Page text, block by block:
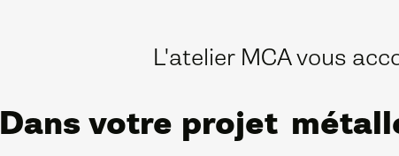
Dans votre projet
L'atelier MCA vous